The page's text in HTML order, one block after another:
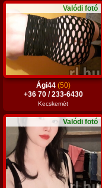
Valódi fotó
Ági44 (50)
+36 70 / 233-6430
Kecskemét
Valódi fotó